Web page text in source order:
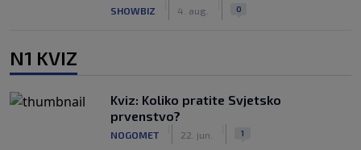
SHOWBIZ 4. aug. 0
N1 KVIZ
Kviz: Koliko pratite Svjetsko
prvenstvo?
NOGOMET 22. jun. 1